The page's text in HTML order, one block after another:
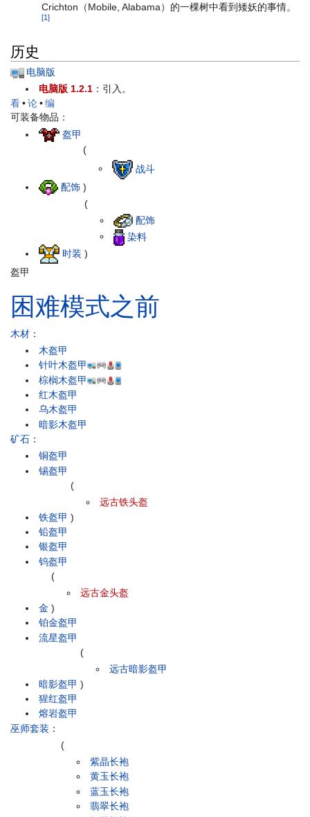
Crichton（Mobile, Alabama）的一棵树中看到矮妖的事情。
[1]
历史
电脑版
电脑版 1.2.1 ：引入。
看•论•编
可装备物品：
盔甲
配饰
(
战斗
)
时装
(
配饰
染料
)
盔甲
困难模式之前
木材 ：
木盔甲
针叶木盔甲
棕榈木盔甲
红木盔甲
乌木盔甲
暗影木盔甲
矿石 ：
铜盔甲
锡盔甲
铁盔甲
(
远古铁头盔
)
铅盔甲
银盔甲
钨盔甲
金
(
远古金头盔
)
铂金盔甲
流星盔甲
暗影盔甲
(
远古暗影盔甲
)
猩红盔甲
熔岩盔甲
巫师套装 ：
(
紫晶长袍
黄玉长袍
蓝玉长袍
翡翠长袍